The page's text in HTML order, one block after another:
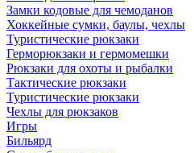
Замки кодовые для чемоданов
Хоккейные сумки, баулы, чехлы
Туристические рюкзаки
Герморюкзаки и гермомешки
Рюкзаки для охоты и рыбалки
Тактические рюкзаки
Туристические рюкзаки
Чехлы для рюкзаков
Игры
Бильярд